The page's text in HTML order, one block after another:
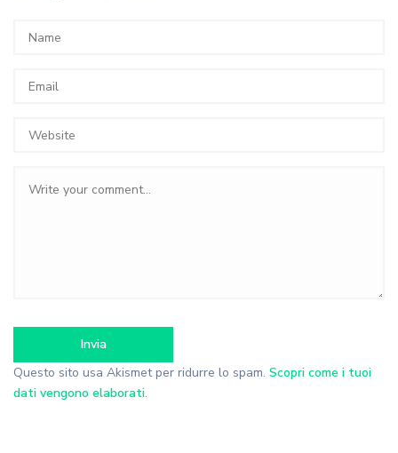
Questo sito usa Akismet per ridurre lo spam. Scopri come i tuoi
dati vengono elaborati.